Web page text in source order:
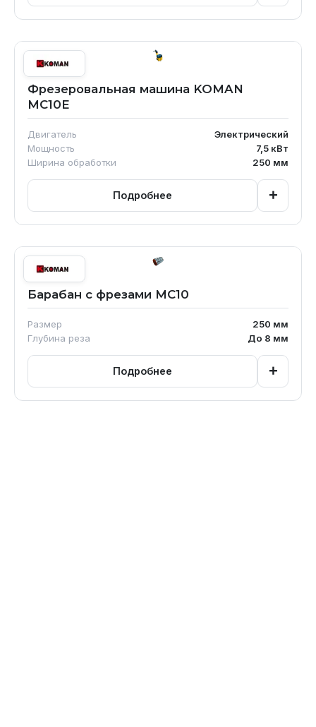
Фрезеровальная машина KOMAN
MC10E
Двигатель
Электрический
Мощность
7,5 кВт
Ширина обработки
250 мм
Подробнее +
Барабан с фрезами MC10
Размер 250 мм
Глубина реза
До 8 мм
Подробнее +